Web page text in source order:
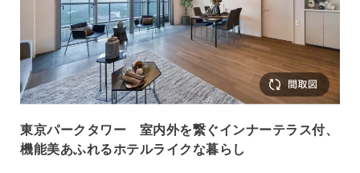
東京パークタワー 室内外を繋ぐインナーテラス付、
機能美あふれるホテルライクな暮らし